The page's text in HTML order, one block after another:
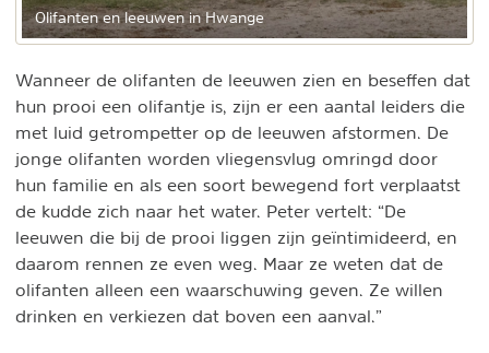
Olifanten en leeuwen in Hwange
Wanneer de olifanten de leeuwen zien en beseffen dat
hun prooi een olifantje is, zijn er een aantal leiders die
met luid getrompetter op de leeuwen afstormen. De
jonge olifanten worden vliegensvlug omringd door
hun familie en als een soort bewegend fort verplaatst
de kudde zich naar het water. Peter vertelt: “De
leeuwen die bij de prooi liggen zijn geïntimideerd, en
daarom rennen ze even weg. Maar ze weten dat de
olifanten alleen een waarschuwing geven. Ze willen
drinken en verkiezen dat boven een aanval.”